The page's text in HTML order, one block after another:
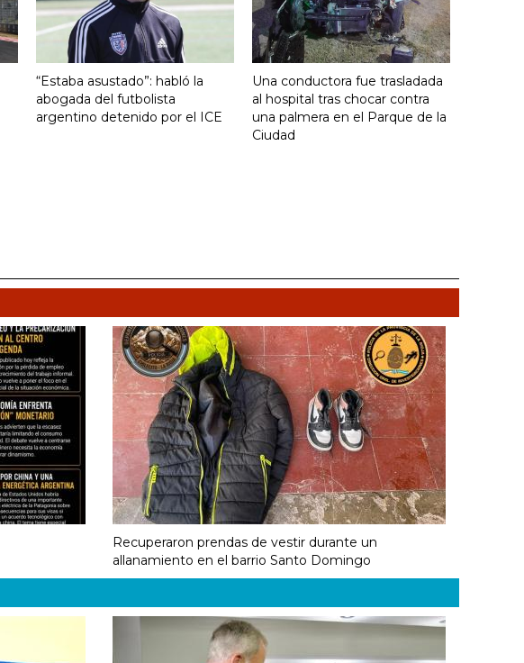
“Estaba asustado”: habló la
abogada del futbolista
argentino detenido por el ICE
Una conductora fue trasladada
al hospital tras chocar contra
una palmera en el Parque de la
Ciudad
Recuperaron prendas de vestir durante un
allanamiento en el barrio Santo Domingo